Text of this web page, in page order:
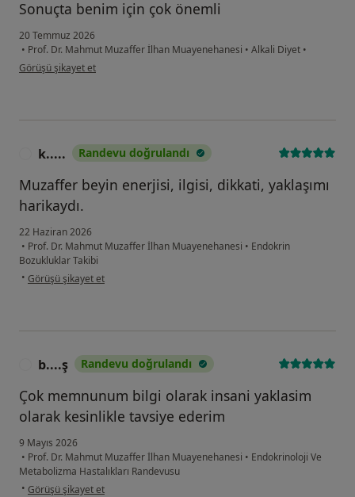
Sonuçta benim için çok önemli
20 Temmuz 2026
• Prof. Dr. Mahmut Muzaffer İlhan Muayenehanesi • Alkali Diyet •
kullanıcının görüşüne göre l ...k
Görüşü şikayet et
k..... Randevu doğrulandı
Muzaffer beyin enerjisi, ilgisi, dikkati, yaklaşımı
harikaydı.
22 Haziran 2026
• Prof. Dr. Mahmut Muzaffer İlhan Muayenehanesi • Endokrin
Bozukluklar Takibi
• kullanıcının görüşüne göre k.....
Görüşü şikayet et
b....ş Randevu doğrulandı
Çok memnunum bilgi olarak insani yaklasim
olarak kesinlikle tavsiye ederim
9 Mayıs 2026
• Prof. Dr. Mahmut Muzaffer İlhan Muayenehanesi • Endokrinoloji Ve
Metabolizma Hastalıkları Randevusu
• kullanıcının görüşüne göre b....ş
Görüşü şikayet et